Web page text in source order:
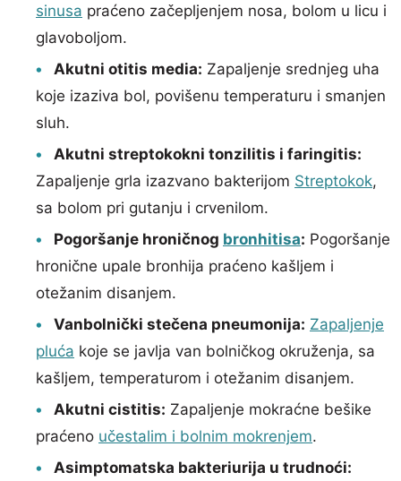
sinusa praćeno začepljenjem nosa, bolom u licu i
glavoboljom.
Akutni otitis media: Zapaljenje srednjeg uha
koje izaziva bol, povišenu temperaturu i smanjen
sluh.
Akutni streptokokni tonzilitis i faringitis:
Zapaljenje grla izazvano bakterijom Streptokok,
sa bolom pri gutanju i crvenilom.
Pogoršanje hroničnog bronhitisa: Pogoršanje
hronične upale bronhija praćeno kašljem i
otežanim disanjem.
Vanbolnički stečena pneumonija: Zapaljenje
pluća koje se javlja van bolničkog okruženja, sa
kašljem, temperaturom i otežanim disanjem.
Akutni cistitis: Zapaljenje mokraćne bešike
praćeno učestalim i bolnim mokrenjem.
Asimptomatska bakteriurija u trudnoći: